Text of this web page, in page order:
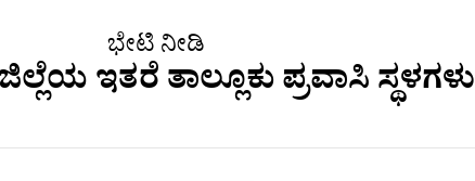
ಭೇಟಿ ನೀಡಿ
ಇತರೆ ತಾಲ್ಲೂಕು ಪ್ರವಾಸಿ ಸ್ಥಳಗಳು